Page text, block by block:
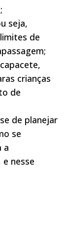
seja,
de
crianças
de
de planejar
se
a
nesse